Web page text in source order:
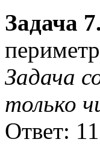
Задача 7.
Задача
только
Ответ: